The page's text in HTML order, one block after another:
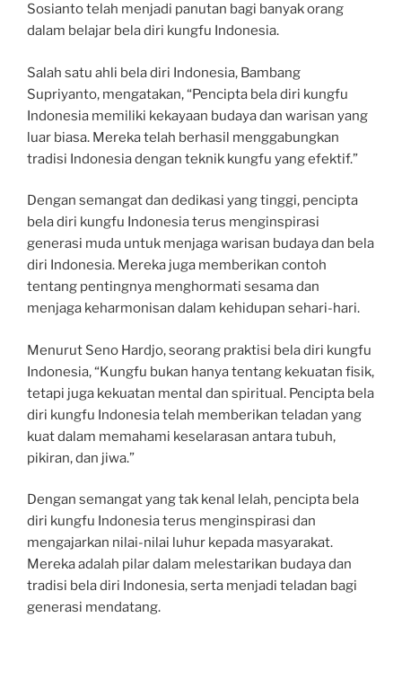
Sosianto telah menjadi panutan bagi banyak orang
dalam belajar bela diri kungfu Indonesia.
Salah satu ahli bela diri Indonesia, Bambang
Supriyanto, mengatakan, “Pencipta bela diri kungfu
Indonesia memiliki kekayaan budaya dan warisan yang
luar biasa. Mereka telah berhasil menggabungkan
tradisi Indonesia dengan teknik kungfu yang efektif.”
Dengan semangat dan dedikasi yang tinggi, pencipta
bela diri kungfu Indonesia terus menginspirasi
generasi muda untuk menjaga warisan budaya dan bela
diri Indonesia. Mereka juga memberikan contoh
tentang pentingnya menghormati sesama dan
menjaga keharmonisan dalam kehidupan sehari-hari.
Menurut Seno Hardjo, seorang praktisi bela diri kungfu
Indonesia, “Kungfu bukan hanya tentang kekuatan fisik,
tetapi juga kekuatan mental dan spiritual. Pencipta bela
diri kungfu Indonesia telah memberikan teladan yang
kuat dalam memahami keselarasan antara tubuh,
pikiran, dan jiwa.”
Dengan semangat yang tak kenal lelah, pencipta bela
diri kungfu Indonesia terus menginspirasi dan
mengajarkan nilai-nilai luhur kepada masyarakat.
Mereka adalah pilar dalam melestarikan budaya dan
tradisi bela diri Indonesia, serta menjadi teladan bagi
generasi mendatang.